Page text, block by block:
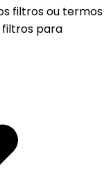
filtros ou termos
filtros para